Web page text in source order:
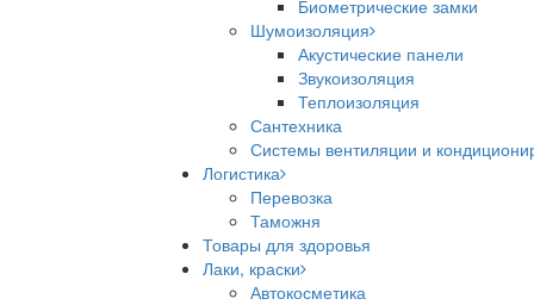
Биометрические замки
Шумоизоляция
Акустические панели
Звукоизоляция
Теплоизоляция
Сантехника
Системы вентиляции и
Логистика
Перевозка
Таможня
Товары для здоровья
Лаки, краски
Автокосметика